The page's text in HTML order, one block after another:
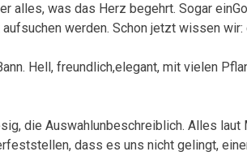
alles, was das Herz begehrt. Sogar
werden. Schon jetzt wissen
Hell, freundlich,elegant, mit vielen
die Auswahlunbeschreiblich. Alles laut
dass es uns nicht gelingt,